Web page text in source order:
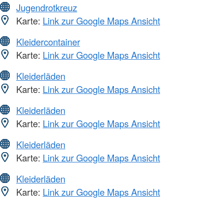
Jugendrotkreuz
Karte: Link zur Google Maps Ansicht
Kleidercontainer
Karte: Link zur Google Maps Ansicht
Kleiderläden
Karte: Link zur Google Maps Ansicht
Kleiderläden
Karte: Link zur Google Maps Ansicht
Kleiderläden
Karte: Link zur Google Maps Ansicht
Kleiderläden
Karte: Link zur Google Maps Ansicht